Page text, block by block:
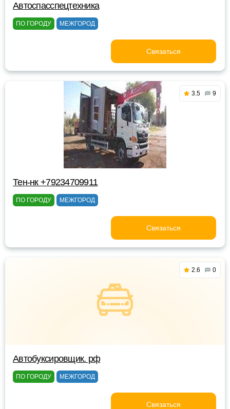
Автоспасспецтехника
ПО ГОРОДУ МЕЖГОРОД
Связаться
3.5 9
Тен-нк +79234709911
ПО ГОРОДУ МЕЖГОРОД
Связаться
2.6 0
Автобуксировщик. рф
ПО ГОРОДУ МЕЖГОРОД
Связаться